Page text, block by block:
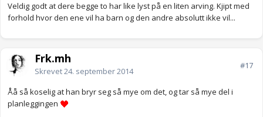
Veldig godt at dere begge to har like lyst på en liten arving. Kjipt med
forhold hvor den ene vil ha barn og den andre absolutt ikke vil...
Frk.mh
Skrevet24. september 2014
#17
Åå så koselig at han bryr seg så mye om det, og tar så mye del i
planleggingen